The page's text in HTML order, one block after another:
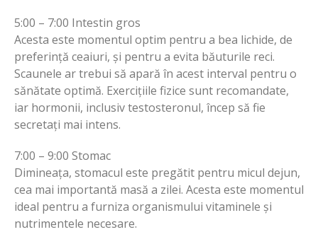
5:00 – 7:00 Intestin gros
Acesta este momentul optim pentru a bea lichide, de
preferință ceaiuri, și pentru a evita băuturile reci.
Scaunele ar trebui să apară în acest interval pentru o
sănătate optimă. Exercițiile fizice sunt recomandate,
iar hormonii, inclusiv testosteronul, încep să fie
secretați mai intens.
7:00 – 9:00 Stomac
Dimineața, stomacul este pregătit pentru micul dejun,
cea mai importantă masă a zilei. Acesta este momentul
ideal pentru a furniza organismului vitaminele și
nutrimentele necesare.